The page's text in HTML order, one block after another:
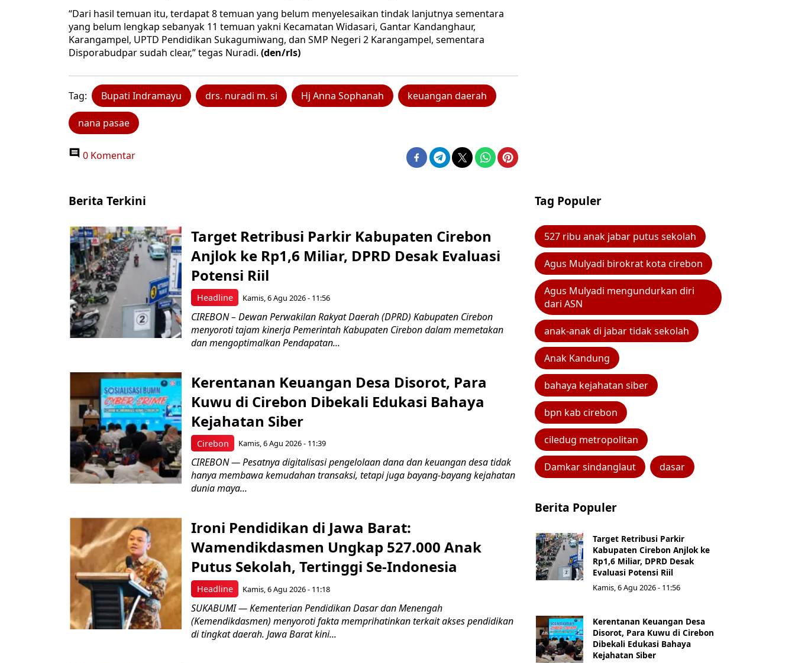
“Dari hasil temuan itu, terdapat 8 temuan yang belum menyelesaikan tindak lanjutnya sementara
yang belum lengkap sebanyak 11 temuan yakni Kecamatan Widasari, Gantar Kandanghaur,
Karangampel, UPTD Pendidikan Sukagumiwang, dan SMP Negeri 2 Karangampel, sementara
Disporabudpar sudah clear,” tegas Nuradi. (den/rls)
Tag: Bupati Indramayu drs. nuradi m. si Hj Anna Sophanah keuangan daerah
nana pasae
0 Komentar
Berita Terkini
Headline
Target Retribusi Parkir Kabupaten Cirebon
Anjlok ke Rp1,6 Miliar, DPRD Desak Evaluasi
Potensi Riil
Kamis, 6 Agu 2026 - 11:56
CIREBON – Dewan Perwakilan Rakyat Daerah (DPRD) Kabupaten Cirebon
menyoroti tajam kinerja Pemerintah Kabupaten Cirebon dalam memetakan
dan mengoptimalkan Pendapatan...
Cirebon
Kerentanan Keuangan Desa Disorot, Para
Kuwu di Cirebon Dibekali Edukasi Bahaya
Kejahatan Siber
Kamis, 6 Agu 2026 - 11:39
CIREBON — Pesatnya digitalisasi pengelolaan dana dan keuangan desa tidak
hanya membawa kemudahan transaksi, tetapi juga bayang-bayang kejahatan
dunia maya...
Headline
Ironi Pendidikan di Jawa Barat:
Wamendikdasmen Ungkap 527.000 Anak
Putus Sekolah, Tertinggi Se-Indonesia
Kamis, 6 Agu 2026 - 11:18
SUKABUMI — Kementerian Pendidikan Dasar dan Menengah
(Kemendikdasmen) menyoroti fakta memprihatinkan terkait akses pendidikan
di tingkat daerah. Jawa Barat kini...
Tag Populer
527 ribu anak jabar putus sekolah
Agus Mulyadi birokrat kota cirebon
Agus Mulyadi mengundurkan diri
dari ASN
anak-anak di jabar tidak sekolah
Anak Kandung
bahaya kejahatan siber
bpn kab cirebon
ciledug metropolitan
Damkar sindanglaut dasar
Berita Populer
Target Retribusi Parkir
Kabupaten Cirebon Anjlok ke
Rp1,6 Miliar, DPRD Desak
Evaluasi Potensi Riil
Kamis, 6 Agu 2026 - 11:56
Kerentanan Keuangan Desa
Disorot, Para Kuwu di Cirebon
Dibekali Edukasi Bahaya
Kejahatan Siber